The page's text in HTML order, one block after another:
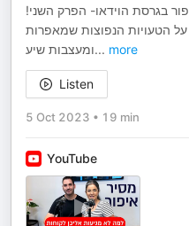
בגרסת הוידאו- הפרק השני!
על הטעויות הנפוצות שמאפרות
ומעצבות שיע... more
Listen
5 Oct 2023 • 19 min
YouTube